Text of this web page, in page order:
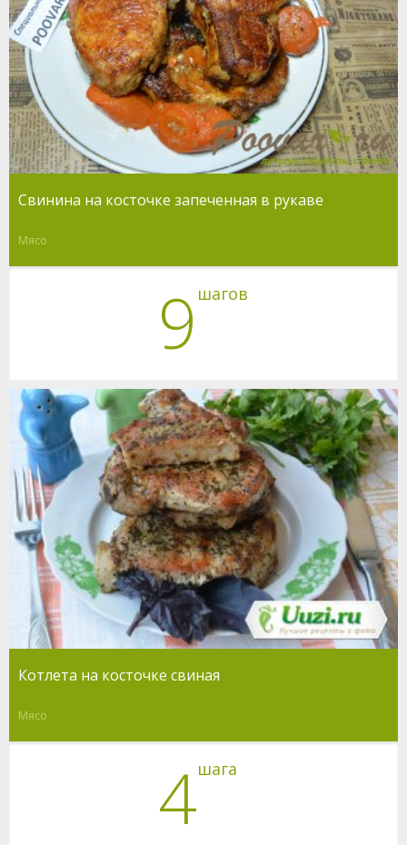
Свинина на косточке запеченная в рукаве
Мясо
9 шагов
Котлета на косточке свиная
Мясо
4шага